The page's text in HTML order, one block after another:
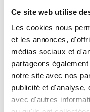
Ce site web utilise
Les cookies nous
et les annonces,
médias sociaux et
partageons
notre site avec nos
publicité et d'analyse,
avec d'autres
De
compte
Zoom
Vers